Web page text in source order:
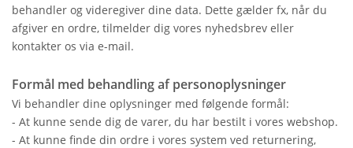
behandler og videregiver dine data. Dette gælder fx, når du
afgiver en ordre, tilmelder dig vores nyhedsbrev eller
kontakter os via e-mail.
Formål med behandling af personoplysninger
Vi behandler dine oplysninger med følgende formål:
- At kunne sende dig de varer, du har bestilt i vores webshop.
- At kunne finde din ordre i vores system ved returnering,